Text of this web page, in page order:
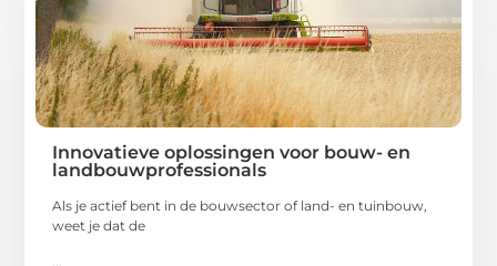
Innovatieve oplossingen voor bouw- en
landbouwprofessionals
Als je actief bent in de bouwsector of land- en tuinbouw,
weet je dat de